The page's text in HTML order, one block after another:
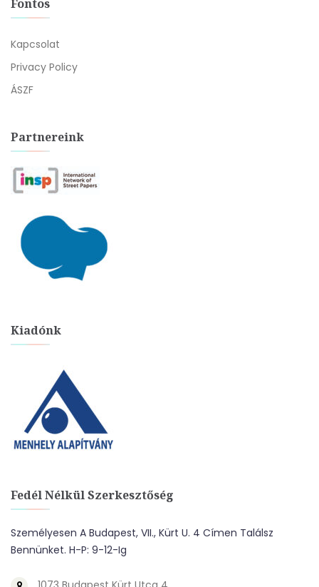
Fontos
Kapcsolat
Privacy Policy
ÁSZF
Partnereink
Kiadónk
Fedél Nélkül Szerkesztőség
Személyesen A Budapest, VII., Kürt U. 4 Címen Találsz
Bennünket. H-P: 9-12-Ig